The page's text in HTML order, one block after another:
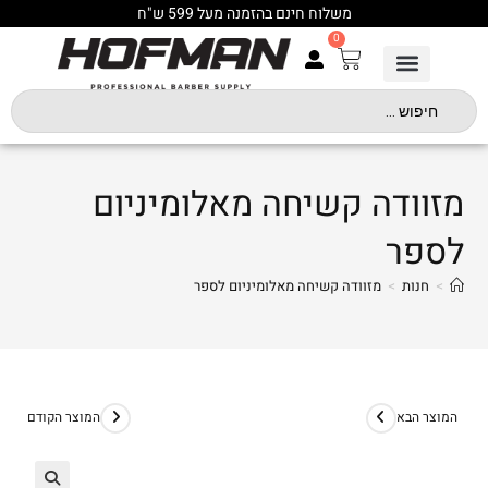
משלוח חינם בהזמנה מעל 599 ש"ח
0
מזוודה קשיחה מאלומיניום
לספר
> חנות > מזוודה קשיחה מאלומיניום לספר
המוצר הקודם המוצר הבא